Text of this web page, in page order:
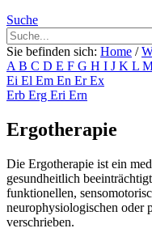
Suche
Sie befinden sich: Home /
A B C D E F G H I J K L
Ei El Em En ErEx
Erb Erg Eri Ern
Ergotherapie
Die Ergotherapie ist ein
gesundheitlich
funktionellen,
neurophysiologischen oder
verschrieben.